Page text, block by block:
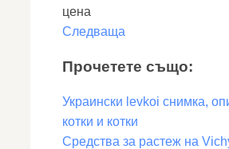
цена
Следваща
Прочетете също:
Украински levkoi снимка,
котки и котки
Средства за растеж на